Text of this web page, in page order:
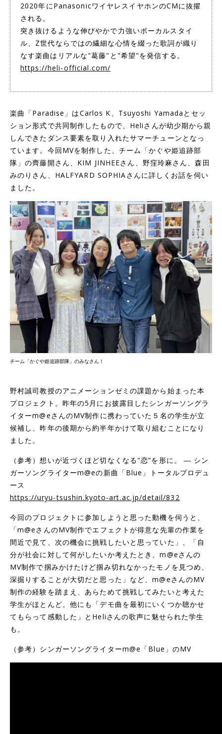
2020年にPanasonicワイヤレスイヤホンのCMに抜擢
される。
突き抜けるような伸びやかで力強いボーカルスタイ
ル、Z世代ならではの繊細な心情を綴った歌詞が織り
なす楽曲はリアルな"葛藤"と"希望"を発信する。
https://heli-official.com/
楽曲「Paradise」はCarlos K、Tsuyoshi Yamadaとセッ
ション形式で共同制作したもので、Heliさんが幼少期から親
しんできたダンス要素を取り入れたサマーチューンとなっ
ています。今回MVを制作した、チーム「かぐや姫追跡部
隊」の齊藤開さん、KIM JINHEEさん、野窪玲麻さん、森田
みのりさん、HALFYARD SOPHIAさんに詳しくお話を伺い
ました。
チーム「かぐや姫追跡部隊」のみなさん！
野村誠司教授のアニメーションゼミの課題から始まった本
プロジェクト。昨年の5月にお披露目したシンガーソングラ
イターm@eさんのMV制作に携わっていた５名の学生が立
候補し、昨年の後期から約半年かけて取り組むことになり
ました。
（参考）想いが近づくほど切なくなる"恋”を形に。 ― シン
ガーソングライターm@eの新曲「Blue」トータルプロデュ
ース
https://uryu-tsushin.kyoto-art.ac.jp/detail/832
今回のプロジェクトに参加しようと思った動機を伺うと、
「m@eさんのMV制作でエフェクトが得意な先輩の作業を
間近で見て、次の機会に挑戦したいと思っていた」、「自
分が社会に対して何がしたいか考えたとき、m@eさんの
MV制作で掴みかけたけど掴み切れなかったモノを見つめ、
深掘りすることが大切だと思った」など、m@eさんのMV
制作の経験を踏まえ、あらためて挑戦してみたいと考えた
学生がほとんど。他にも「デモ曲を最初にいくつか聴かせ
てもらって感動した」とHeliさんの歌声に魅せられた学生
も。
（参考）シンガーソングライターm@e「Blue」のMV